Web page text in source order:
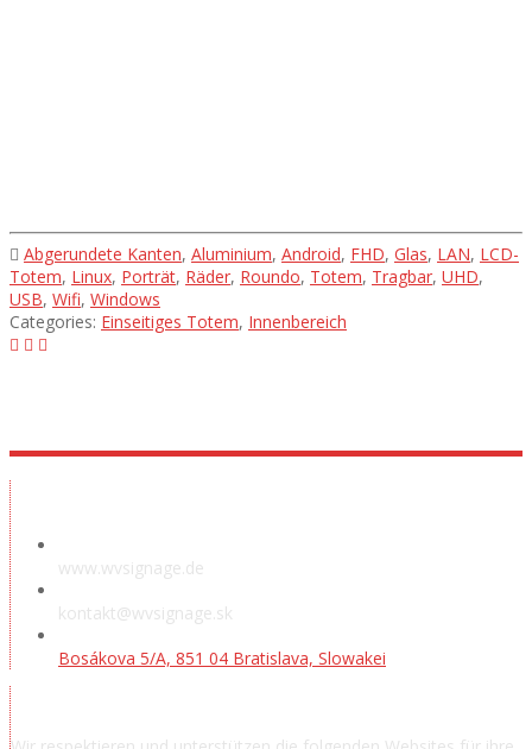
Abgerundete Kanten, Aluminium, Android, FHD, Glas, LAN, LCD-
Totem, Linux, Porträt, Räder, Roundo, Totem, Tragbar, UHD,
USB, Wifi, Windows
Categories: Einseitiges Totem, Innenbereich
www.wvsignage.de
kontakt@wvsignage.sk
Bosákova 5/A, 851 04 Bratislava, Slowakei